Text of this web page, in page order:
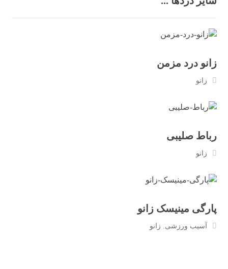
زانو درد مزمن
زانو
رباط صلیبی
زانو
پارگی مینیسک زانو
آسیب ورزشی زانو